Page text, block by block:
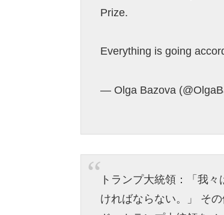
Prize.
Everything is going
— Olga Bazova
トランプ大統領：「我
ければならない。」 そ